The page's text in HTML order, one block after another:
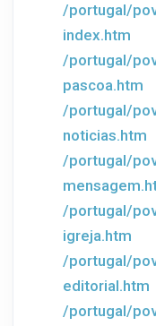
/portugal/
index.htm
/portugal/
pascoa.htm
/portugal/
noticias.htm
/portugal/
/portugal/
igreja.htm
/portugal/
editorial.htm
/portugal/